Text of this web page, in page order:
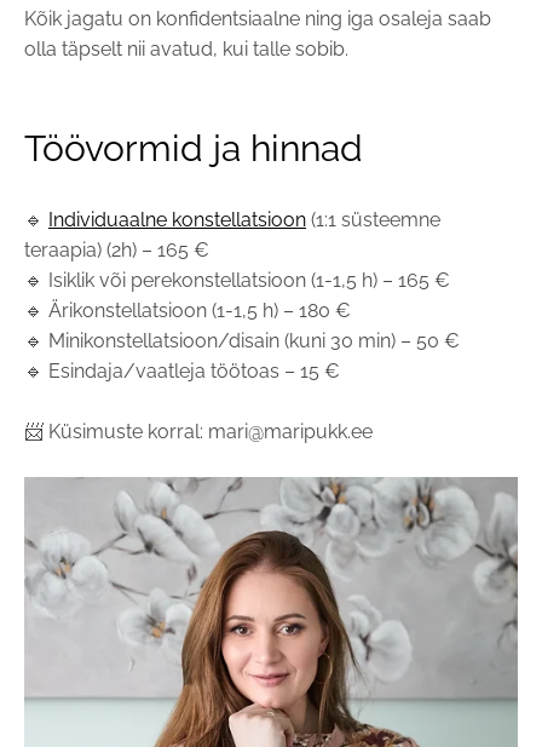
Kõik jagatu on konfidentsiaalne ning iga osaleja saab
olla täpselt nii avatud, kui talle sobib.
Töövormid ja hinnad
🔹 Individuaalne konstellatsioon (1:1 süsteemne
teraapia) (2h) – 165 €
🔹 Isiklik või perekonstellatsioon (1-1,5 h) – 165 €
🔹 Ärikonstellatsioon (1-1,5 h) – 180 €
🔹 Minikonstellatsioon/disain (kuni 30 min) – 50 €
🔹 Esindaja/vaatleja töötoas – 15 €
📨 Küsimuste korral: mari@maripukk.ee